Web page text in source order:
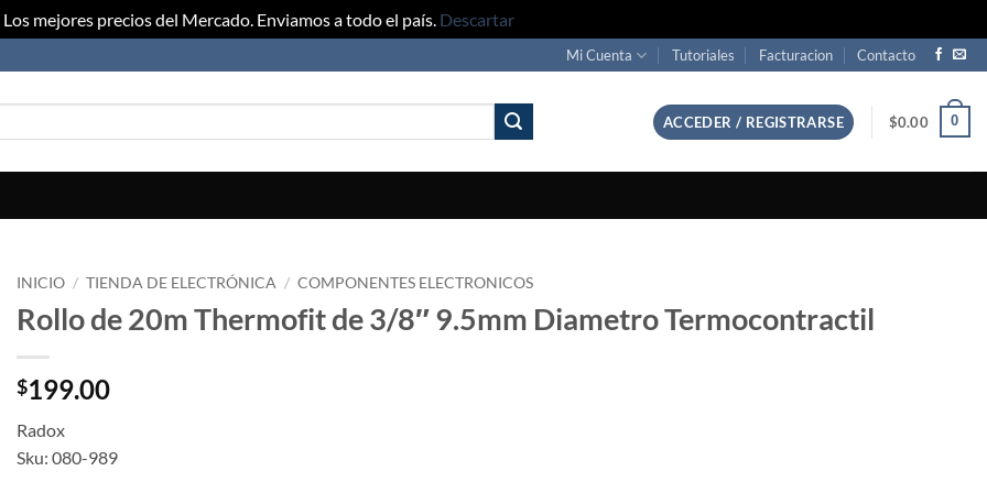
Los mejores precios del Mercado. Enviamos a todo el país. Descartar
Mi Cuenta Tutoriales Facturacion Contacto
ACCEDER / REGISTRARSE $0.00 0
INICIO / TIENDA DE ELECTRÓNICA / COMPONENTES ELECTRONICOS
Rollo de 20m Thermofit de 3/8″ 9.5mm Diametro Termocontractil
$199.00
Radox
Sku: 080-989